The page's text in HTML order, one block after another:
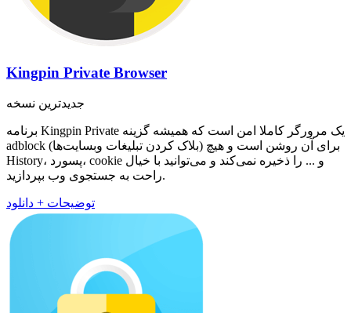
Kingpin Private Browser
جدیدترین نسخه
برنامه Kingpin Private یک مرورگر کاملا امن است که همیشه گزینه
adblock (بلاک کردن تبلیغات وبسایت‌ها) برای آن روشن است و هیچ
History، پسورد، cookie و ... را ذخیره نمی‌کند و می‌توانید با خیال
راحت به جستجوی وب بپردازید.
توضیحات + دانلود